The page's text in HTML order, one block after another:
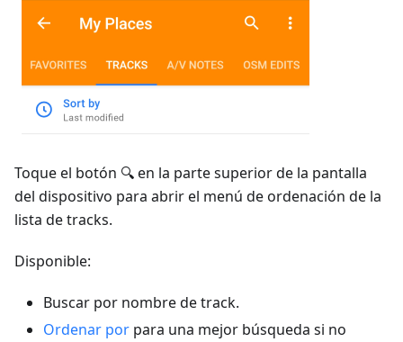
Toque el botón 🔍 en la parte superior de la pantalla
del dispositivo para abrir el menú de ordenación de la
lista de tracks.
Disponible:
Buscar por nombre de track.
Ordenar por para una mejor búsqueda si no